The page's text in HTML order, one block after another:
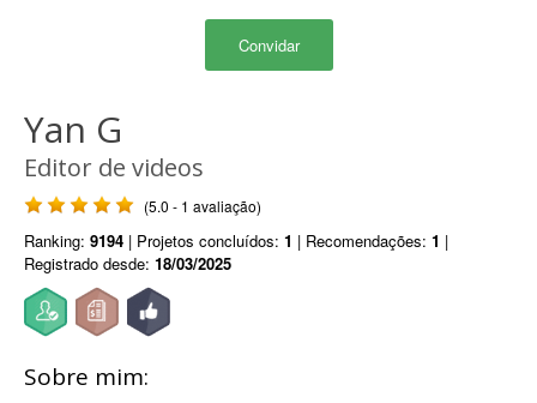
Convidar
Yan G
Editor de videos
(5.0 - 1 avaliação)
Ranking: 9194 | Projetos concluídos: 1 | Recomendações: 1 |
Registrado desde: 18/03/2025
Sobre mim: